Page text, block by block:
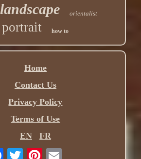
landscape orientalist
portrait how to
Home
Contact Us
Privacy Policy
Terms of Use
EN
FR